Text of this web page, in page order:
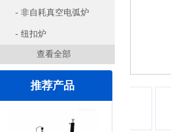
- 非自耗真空电弧炉
- 纽扣炉
查看全部
推荐产品